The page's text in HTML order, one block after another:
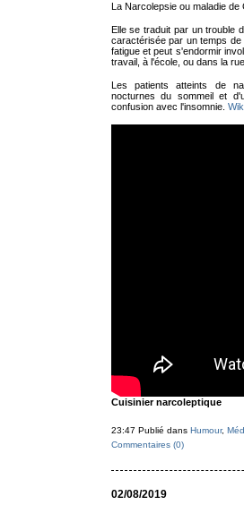
La Narcolepsie ou maladie de
Elle se traduit par un trouble
caractérisée par un temps
fatigue et peut s'endormir
travail, à l'école, ou dans la
Les patients atteints de
nocturnes du sommeil et
confusion avec l'insomnie.
Cuisinier narcoleptique
23:47 Publié dans Humour,
Commentaires (0)
02/08/2019